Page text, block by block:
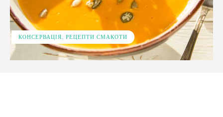
КОНСЕРВАЦІЯ. РЕЦЕПТИ СМАКОТИ